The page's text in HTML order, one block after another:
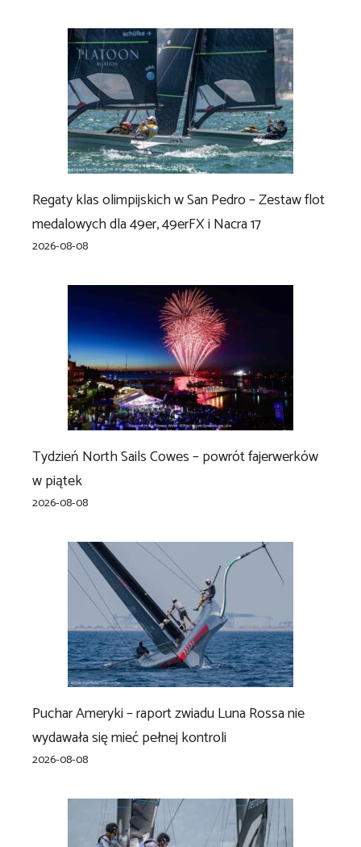
Regaty klas olimpijskich w San Pedro – Zestaw flot
medalowych dla 49er, 49erFX i Nacra 17
2026-08-08
Tydzień North Sails Cowes – powrót fajerwerków
w piątek
2026-08-08
Puchar Ameryki – raport zwiadu Luna Rossa nie
wydawała się mieć pełnej kontroli
2026-08-08